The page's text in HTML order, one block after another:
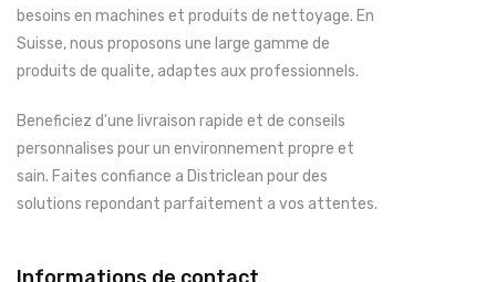
besoins en machines et produits de nettoyage. En
Suisse, nous proposons une large gamme de
produits de qualite, adaptes aux professionnels.
Beneficiez d'une livraison rapide et de conseils
personnalises pour un environnement propre et
sain. Faites confiance a Districlean pour des
solutions repondant parfaitement a vos attentes.
Informations de contact